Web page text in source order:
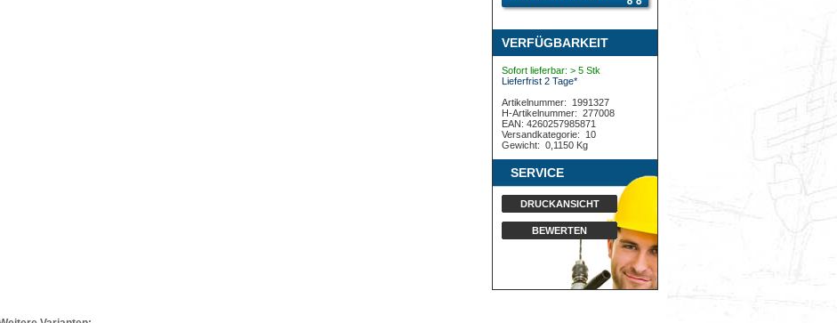
VERFÜGBARKEIT
Sofort lieferbar: > 5 Stk
Lieferfrist 2 Tage*
Artikelnummer:
1991327
H-Artikelnummer: 277008
EAN: 4260257985871
Versandkategorie:
10
Gewicht: 0,1150 Kg
SERVICE
DRUCKANSICHT
BEWERTEN